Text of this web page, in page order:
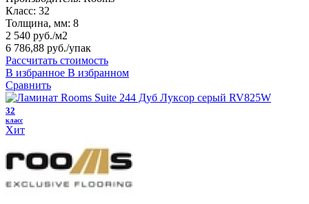
Класс: 32
Толщина, мм: 8
2 540 руб./м2
6 786,88 руб./упак
Рассчитать стоимость
В избранное В избранном
Сравнить
32
класс
Хит